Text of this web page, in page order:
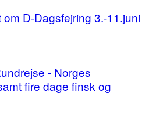
D-Dagsfejring 3.-11.juni
- Norges
fire dage finsk og